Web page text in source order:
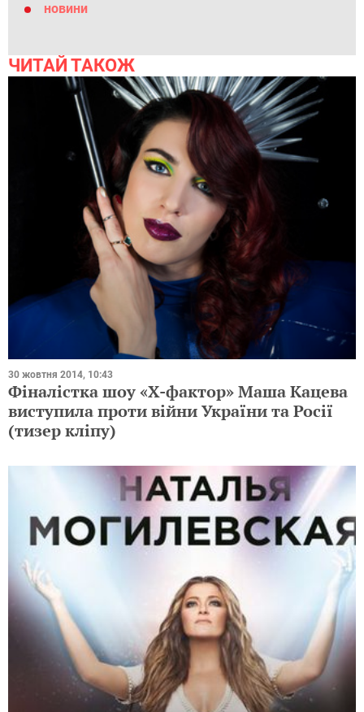
новини
ЧИТАЙ ТАКОЖ
30 жовтня 2014, 10:43
Фіналістка шоу «Х-фактор» Маша Кацева
виступила проти війни України та Росії
(тизер кліпу)